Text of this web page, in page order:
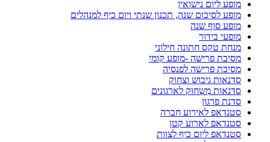
מופע ליום נישואין
מופע לסיכום שנה, תכנון שנתי ויום כיף למנהלים
מופע סוף שנה
מופעי בידור
מנחת טקס חתונה חילוני
מסיבת פרישה -מופע קומי
מסיבת פרישה לפנסיה
סדנאות גיבוש וצחוק
סדנאות מִשְׂחוּק לארגונים
סדנת פרגון
סטנדאפ לאירוע חברה
סטנדאפ לארוע קטן
סטנדאפ ליום כיף לצוות